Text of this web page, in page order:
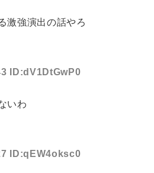
激強演出の話やろ
ID:dV1DtGwP0
いわ
ID:qEW4oksc0